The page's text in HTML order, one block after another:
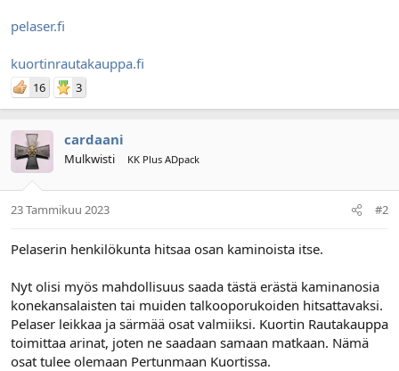
pelaser.fi
kuortinrautakauppa.fi
16 3
cardaani
Mulkwisti KK Plus ADpack
23 Tammikuu 2023 #2
Pelaserin henkilökunta hitsaa osan kaminoista itse.
Nyt olisi myös mahdollisuus saada tästä erästä kaminanosia
konekansalaisten tai muiden talkooporukoiden hitsattavaksi.
Pelaser leikkaa ja särmää osat valmiiksi. Kuortin Rautakauppa
toimittaa arinat, joten ne saadaan samaan matkaan. Nämä
osat tulee olemaan Pertunmaan Kuortissa.